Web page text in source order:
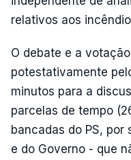
relativos aos
O debate e a
potestativamente
minutos para a
parcelas de tempo
bancadas do PS, por
e do Governo - que